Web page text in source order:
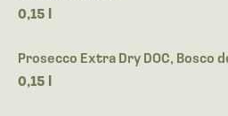
0,15 l
Prosecco Extra Dry DOC, Bosco
0,15 l